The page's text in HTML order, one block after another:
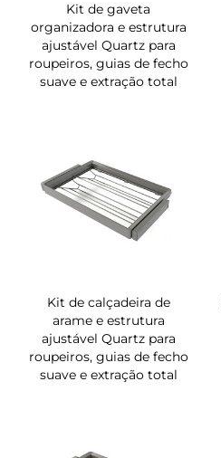
Kit de gaveta
organizadora e estrutura
ajustável Quartz para
roupeiros, guias de fecho
suave e extração total
Kit de calçadeira de
arame e estrutura
ajustável Quartz para
roupeiros, guias de fecho
suave e extração total